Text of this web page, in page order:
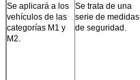
Se aplicará a los
vehículos de las
categorías M1 y
M2.
Se trata de una
serie de medidas
de seguridad.